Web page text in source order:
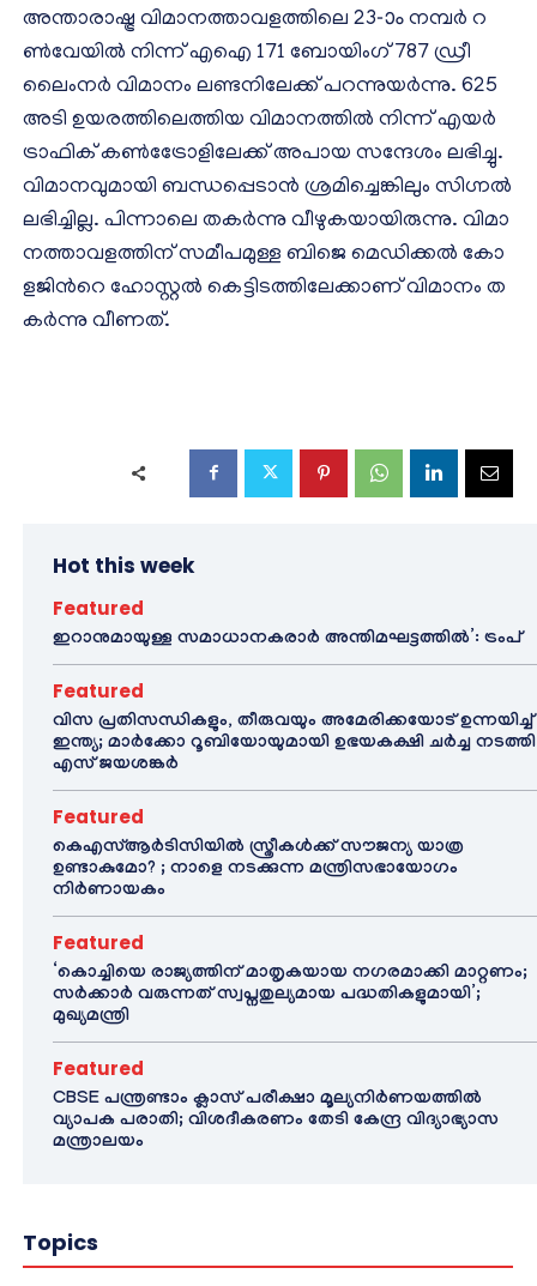
അ​ന്താ​രാ​ഷ്ട്ര വി​മാ​ന​ത്താ​വ​ള​ത്തി​ലെ 23-ാം ന​മ്പ​ര്‍ റ​
ണ്‍​വേ​യി​ല്‍ നി​ന്ന് എ​ഐ 171 ബോ​യിം​ഗ് 787 ഡ്രീ​
ലൈം​ന​ര്‍ വി​മാ​നം ല​ണ്ട​നി​ലേ​ക്ക് പ​റ​ന്നു​യ​ര്‍​ന്നു. 625
അ​ടി ഉ​യ​ര​ത്തി​ലെ​ത്തി​യ വി​മാ​ന​ത്തി​ല്‍ നി​ന്ന് എ​യ​ര്‍
ട്രാ​ഫി​ക് ക​ണ്‍​ട്രേോ​ളി​ലേ​ക്ക് അ​പാ​യ സ​ന്ദേ​ശം ല​ഭി​ച്ചു.
വി​മാ​ന​വു​മാ​യി ബ​ന്ധ​പ്പെ​ടാ​ന്‍ ശ്ര​മി​ച്ചെ​ങ്കി​ലും സി​ഗ്ന​ല്‍
ല​ഭി​ച്ചി​ല്ല. പി​ന്നാ​ലെ ത​ക​ര്‍​ന്നു വീ​ഴു​ക​യാ​യി​രു​ന്നു. വി​മാ​
ന​ത്താ​വ​ള​ത്തി​ന് സ​മീ​പ​മു​ള്ള ബി​ജെ മെ​ഡി​ക്ക​ല്‍ കോ​
ള​ജി​ന്‍റെ ഹോ​സ്റ്റ​ല്‍ കെ​ട്ടി​ട​ത്തി​ലേ​ക്കാ​ണ് വി​മാ​നം ത​
ക​ര്‍​ന്നു വീ​ണ​ത്.
Hot this week
Featured
ഇറാനുമായുള്ള സമാധാനകരാർ അന്തിമഘട്ടത്തിൽ‌’: ട്രംപ്
Featured
വിസ പ്രതിസന്ധികളും, തീരുവയും അമേരിക്കയോട് ഉന്നയിച്ച്
ഇന്ത്യ; മാർക്കോ റൂബിയോയുമായി ഉഭയകക്ഷി ചർച്ച നടത്തി
എസ് ജയശങ്കർ
Featured
കെഎസ്ആർടിസിയിൽ സ്ത്രീകൾക്ക് സൗജന്യ യാത്ര
ഉണ്ടാകുമോ? ; നാളെ നടക്കുന്ന മന്ത്രിസഭായോഗം
നിർണായകം
Featured
‘കൊച്ചിയെ രാജ്യത്തിന് മാതൃകയായ നഗരമാക്കി മാറ്റണം;
സർക്കാർ വരുന്നത് സ്വപ്നതുല്യമായ പദ്ധതികളുമായി’;
മുഖ്യമന്ത്രി
Featured
CBSE പന്ത്രണ്ടാം ക്ലാസ് പരീക്ഷാ മൂല്യനിർണയത്തിൽ
വ്യാപക പരാതി; വിശദീകരണം തേടി കേന്ദ്ര വിദ്യാഭ്യാസ
മന്ത്രാലയം
Topics